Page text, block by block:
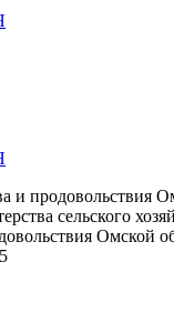
и
сельского
Омской